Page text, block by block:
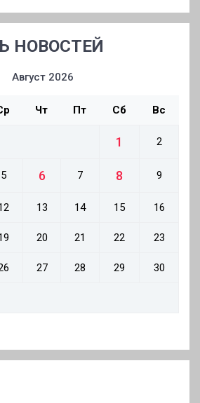
НОВОСТЕЙ
Август 2026
Чт Пт Сб Вс
1 2
5 6 7 8 9
13 14 15 16
20 21 22 23
27 28 29 30